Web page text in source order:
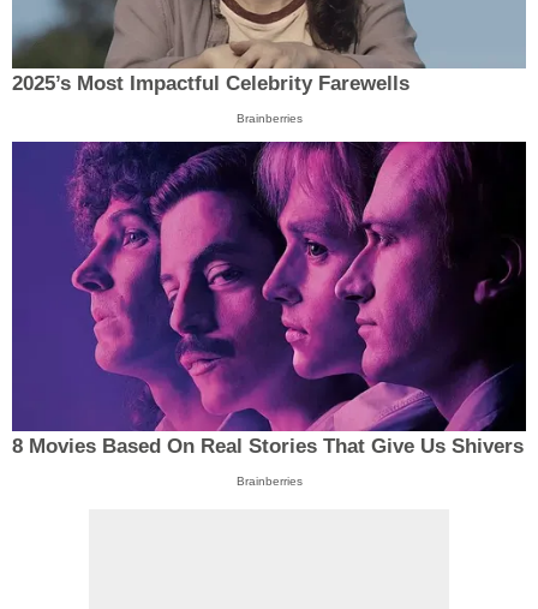
2025’s Most Impactful Celebrity Farewells
Brainberries
8 Movies Based On Real Stories That Give Us Shivers
Brainberries